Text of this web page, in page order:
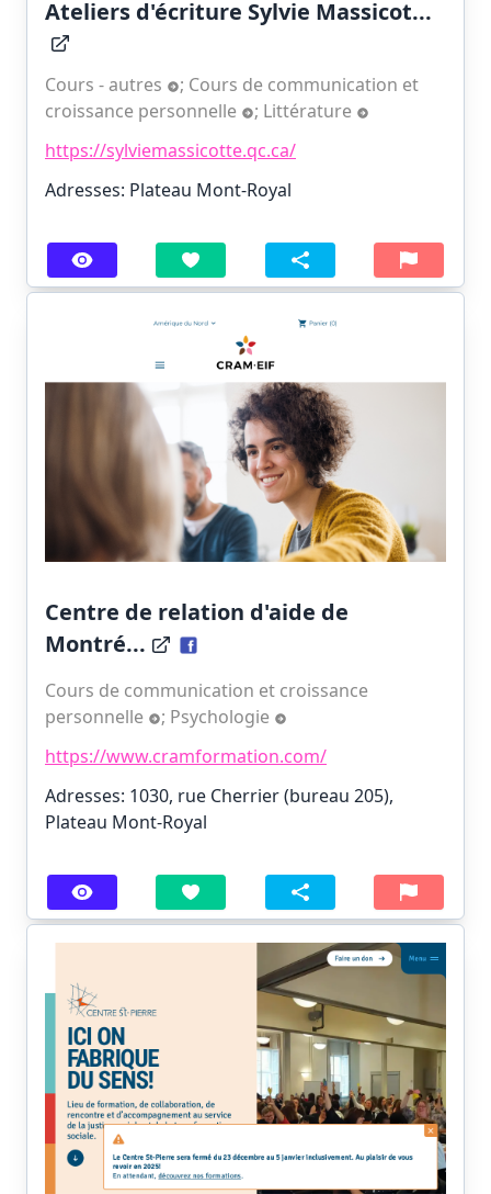
Ateliers d'écriture Sylvie Massicot...
Cours - autres ; Cours de communication et
croissance personnelle
; Littérature
https://sylviemassicotte.qc.ca/
Adresses: Plateau Mont-Royal
Centre de relation d'aide de
Montré...
Cours de communication et croissance
personnelle
; Psychologie
https://www.cramformation.com/
Adresses: 1030, rue Cherrier (bureau 205),
Plateau Mont-Royal